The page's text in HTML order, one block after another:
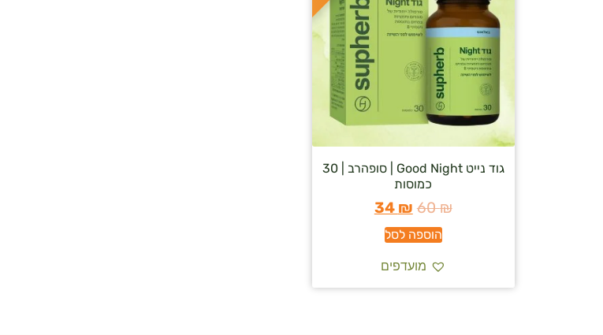
גוד נייט Good Night | סופהרב | 30
כמוסות
60₪
34 ₪
הוספה לסל
מועדפים